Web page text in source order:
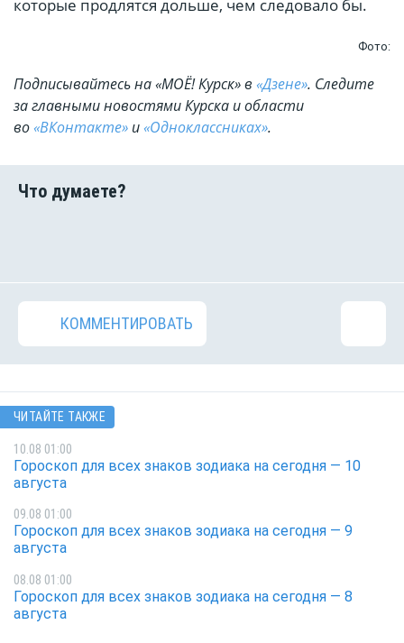
которые продлятся дольше, чем следовало бы.
Фото:
Подписывайтесь на «МОЁ! Курск» в «Дзене». Cледите
за главными новостями Курска и области
во«ВКонтакте» и«Одноклассниках».
КОММЕНТИРОВАТЬ
ЧИТАЙТЕ ТАКЖЕ
10.08 01:00
Гороскоп для всех знаков зодиака на сегодня — 10
августа
09.08 01:00
Гороскоп для всех знаков зодиака на сегодня — 9
августа
08.08 01:00
Гороскоп для всех знаков зодиака на сегодня — 8
августа